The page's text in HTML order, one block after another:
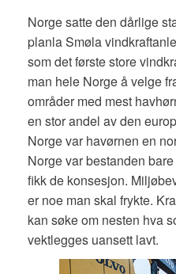
Norge satte den dårlige
planla Smøla
som det første store
man hele Norge å velge
områder med mest
en stor andel av den
Norge var havørnen en
Norge var bestanden
fikk de konsesjon.
er noe man skal frykte.
kan søke om nesten hva
vektlegges uansett lavt.